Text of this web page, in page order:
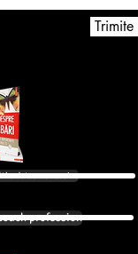
Trimite
datas we receive
profession